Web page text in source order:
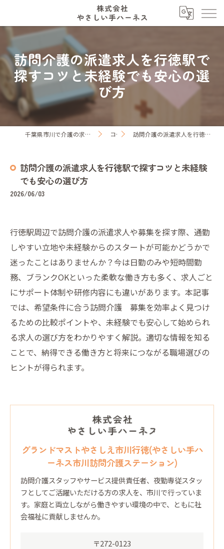
訪問介護の派遣求人を行徳駅で
探すコツと未経験でも安心の選
び方
千葉県市川で介護の求人なら株式会社やさしい手ハーネス コラム 訪問介護の派遣求人を行徳駅で探すコツと未経験でも安心の選び方
訪問介護の派遣求人を行徳駅で探すコツと未経験
でも安心の選び方
2026/06/03
行徳駅周辺で訪問介護の派遣求人や募集を探す際、通勤
しやすい立地や未経験からのスタートが可能かどうかで
迷ったことはありませんか？今は日勤のみや短時間勤
務、ブランクOKといった柔軟な働き方も多く、求人ごと
にサポート体制や研修内容にも違いがあります。本記事
では、希望条件に合う訪問介護 募集を効率よく見つけ
るための比較ポイントや、未経験でも安心して始められ
る求人の選び方をわかりやすく解説。適切な情報を知る
ことで、納得できる働き方と将来につながる職場選びの
ヒントが得られます。
グランドマストやさしえ市川行徳(やさしい手ハ
ーネス市川訪問介護ステーション)
訪問介護スタッフやサービス提供責任者、夜勤専従スタッ
フとしてご活躍いただける方の求人を、市川で行っていま
す。家庭と両立しながら働きやすい環境の中で、ともに社
会福祉に貢献しませんか。
〒272-0123